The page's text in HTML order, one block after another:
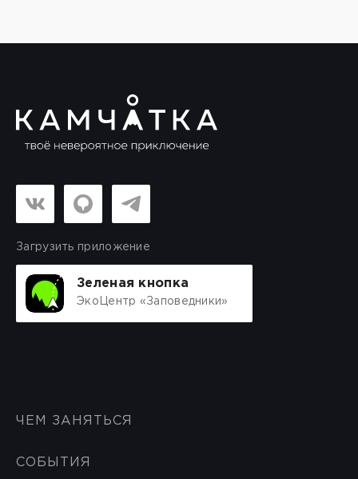
Загрузить приложение
Зеленая кнопка
ЭкоЦентр «Заповедники»
ЧЕМ ЗАНЯТЬСЯ
СОБЫТИЯ